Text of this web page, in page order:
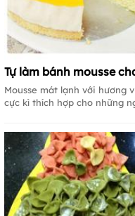
Tự làm bánh mousse
Mousse mát lạnh với hương
cực kì thích hợp cho những